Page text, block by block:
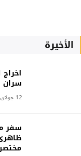
الأخيرة
سران
12 جولای 2024
سفر